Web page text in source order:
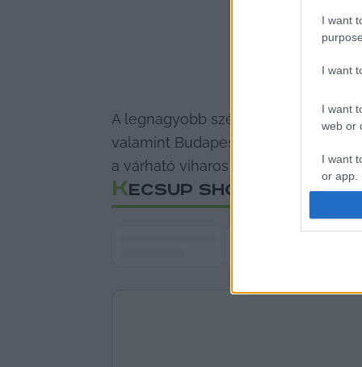
I want
I want
I want
web or
I want
or app.
I want
A legnagyobb széllökések Győr-
valamint Budapesten várhatók. Az
a várható viharos széllökések
KECSUP SHORTS